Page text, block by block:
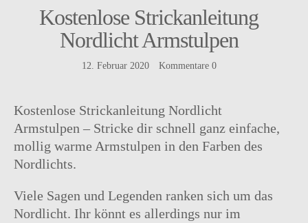
Instagram facebook Pinterest Ravelry
Kostenlose Strickanleitung
Nordlicht Armstulpen
12. Februar 2020 Kommentare 0
Kostenlose Strickanleitung Nordlicht
Armstulpen – Stricke dir schnell ganz einfache,
mollig warme Armstulpen in den Farben des
Nordlichts.
Viele Sagen und Legenden ranken sich um das
Nordlicht. Ihr könnt es allerdings nur im